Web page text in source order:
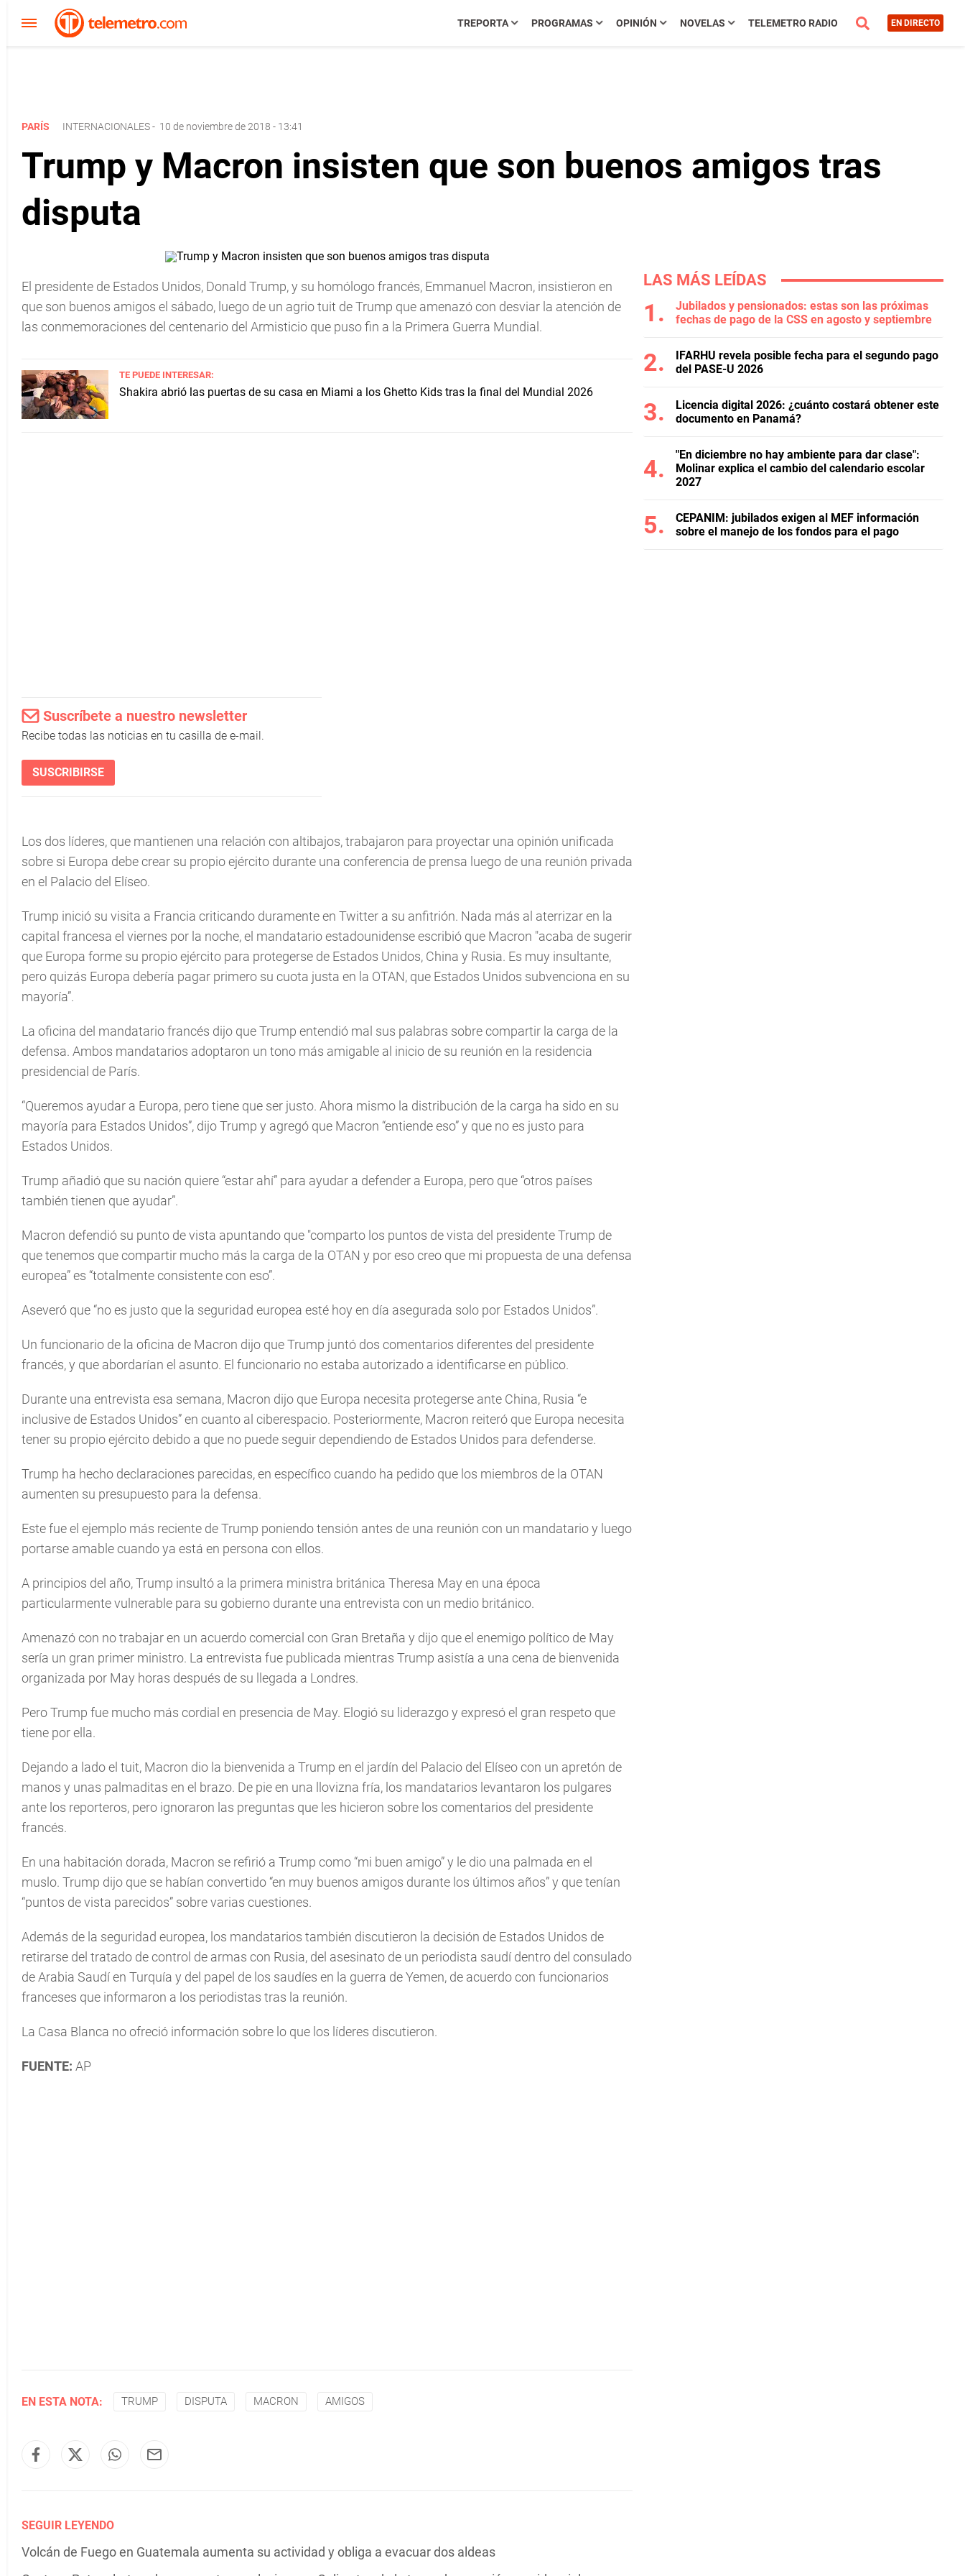
TREPORTA PROGRAMAS OPINIÓN NOVELAS TELEMETRO RADIO EN DIRECTO
PARÍS INTERNACIONALES- 10 de noviembre de 2018 - 13:41
Trump y Macron insisten que son buenos amigos tras
disputa
El presidente de Estados Unidos, Donald Trump, y su homólogo francés, Emmanuel Macron, insistieron en
que son buenos amigos el sábado, luego de un agrio tuit de Trump que amenazó con desviar la atención de
las conmemoraciones del centenario del Armisticio que puso fin a la Primera Guerra Mundial.
TE PUEDE INTERESAR:
Shakira abrió las puertas de su casa en Miami a los Ghetto Kids tras la final del Mundial 2026
Suscríbete a nuestro newsletter
Recibe todas las noticias en tu casilla de e-mail.
SUSCRIBIRSE
Los dos líderes, que mantienen una relación con altibajos, trabajaron para proyectar una opinión unificada
sobre si Europa debe crear su propio ejército durante una conferencia de prensa luego de una reunión privada
en el Palacio del Elíseo.
Trump inició su visita a Francia criticando duramente en Twitter a su anfitrión. Nada más al aterrizar en la
capital francesa el viernes por la noche, el mandatario estadounidense escribió que Macron "acaba de sugerir
que Europa forme su propio ejército para protegerse de Estados Unidos, China y Rusia. Es muy insultante,
pero quizás Europa debería pagar primero su cuota justa en la OTAN, que Estados Unidos subvenciona en su
mayoría”.
La oficina del mandatario francés dijo que Trump entendió mal sus palabras sobre compartir la carga de la
defensa. Ambos mandatarios adoptaron un tono más amigable al inicio de su reunión en la residencia
presidencial de París.
“Queremos ayudar a Europa, pero tiene que ser justo. Ahora mismo la distribución de la carga ha sido en su
mayoría para Estados Unidos”, dijo Trump y agregó que Macron “entiende eso” y que no es justo para
Estados Unidos.
Trump añadió que su nación quiere “estar ahí” para ayudar a defender a Europa, pero que “otros países
también tienen que ayudar”.
Macron defendió su punto de vista apuntando que "comparto los puntos de vista del presidente Trump de
que tenemos que compartir mucho más la carga de la OTAN y por eso creo que mi propuesta de una defensa
europea” es “totalmente consistente con eso”.
Aseveró que “no es justo que la seguridad europea esté hoy en día asegurada solo por Estados Unidos”.
Un funcionario de la oficina de Macron dijo que Trump juntó dos comentarios diferentes del presidente
francés, y que abordarían el asunto. El funcionario no estaba autorizado a identificarse en público.
Durante una entrevista esa semana, Macron dijo que Europa necesita protegerse ante China, Rusia “e
inclusive de Estados Unidos” en cuanto al ciberespacio. Posteriormente, Macron reiteró que Europa necesita
tener su propio ejército debido a que no puede seguir dependiendo de Estados Unidos para defenderse.
Trump ha hecho declaraciones parecidas, en específico cuando ha pedido que los miembros de la OTAN
aumenten su presupuesto para la defensa.
Este fue el ejemplo más reciente de Trump poniendo tensión antes de una reunión con un mandatario y luego
portarse amable cuando ya está en persona con ellos.
A principios del año, Trump insultó a la primera ministra británica Theresa May en una época
particularmente vulnerable para su gobierno durante una entrevista con un medio británico.
Amenazó con no trabajar en un acuerdo comercial con Gran Bretaña y dijo que el enemigo político de May
sería un gran primer ministro. La entrevista fue publicada mientras Trump asistía a una cena de bienvenida
organizada por May horas después de su llegada a Londres.
Pero Trump fue mucho más cordial en presencia de May. Elogió su liderazgo y expresó el gran respeto que
tiene por ella.
Dejando a lado el tuit, Macron dio la bienvenida a Trump en el jardín del Palacio del Elíseo con un apretón de
manos y unas palmaditas en el brazo. De pie en una llovizna fría, los mandatarios levantaron los pulgares
ante los reporteros, pero ignoraron las preguntas que les hicieron sobre los comentarios del presidente
francés.
En una habitación dorada, Macron se refirió a Trump como “mi buen amigo” y le dio una palmada en el
muslo. Trump dijo que se habían convertido “en muy buenos amigos durante los últimos años” y que tenían
“puntos de vista parecidos” sobre varias cuestiones.
Además de la seguridad europea, los mandatarios también discutieron la decisión de Estados Unidos de
retirarse del tratado de control de armas con Rusia, del asesinato de un periodista saudí dentro del consulado
de Arabia Saudí en Turquía y del papel de los saudíes en la guerra de Yemen, de acuerdo con funcionarios
franceses que informaron a los periodistas tras la reunión.
La Casa Blanca no ofreció información sobre lo que los líderes discutieron.
FUENTE: AP
EN ESTA NOTA: TRUMP DISPUTA MACRON AMIGOS
SEGUIR LEYENDO
Volcán de Fuego en Guatemala aumenta su actividad y obliga a evacuar dos aldeas
LAS MÁS LEÍDAS
Jubilados y pensionados: estas son las próximas
fechas de pago de la CSS en agosto y septiembre
IFARHU revela posible fecha para el segundo pago
del PASE-U 2026
Licencia digital 2026: ¿cuánto costará obtener este
documento en Panamá?
"En diciembre no hay ambiente para dar clase":
Molinar explica el cambio del calendario escolar
2027
CEPANIM: jubilados exigen al MEF información
sobre el manejo de los fondos para el pago